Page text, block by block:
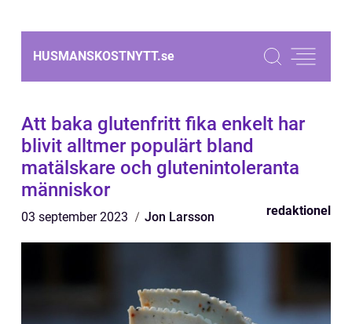
HUSMANSKOSTNYTT.se
Att baka glutenfritt fika enkelt har
blivit alltmer populärt bland
matälskare och glutenintoleranta
människor
03 september 2023 Jon Larsson redaktionel